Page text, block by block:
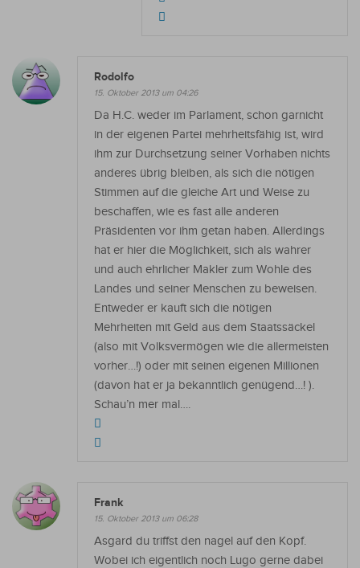
Rodolfo
15. Oktober 2013 um 04:26
Da H.C. weder im Parlament, schon garnicht
in der eigenen Partei mehrheitsfähig ist, wird
ihm zur Durchsetzung seiner Vorhaben nichts
anderes übrig bleiben, als sich die nötigen
Stimmen auf die gleiche Art und Weise zu
beschaffen, wie es fast alle anderen
Präsidenten vor ihm getan haben. Allerdings
hat er hier die Möglichkeit, sich als wahrer
und auch ehrlicher Makler zum Wohle des
Landes und seiner Menschen zu beweisen.
Entweder er kauft sich die nötigen
Mehrheiten mit Geld aus dem Staatssäckel
(also mit Volksvermögen wie die allermeisten
vorher…!) oder mit seinen eigenen Millionen
(davon hat er ja bekanntlich genügend…! ).
Schau’n mer mal….
Frank
15. Oktober 2013 um 06:28
Asgard du triffst den nagel auf den Kopf.
Wobei ich eigentlich noch Lugo gerne dabei